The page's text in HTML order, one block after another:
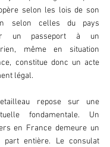
selon les lois de son
selon celles du pays
un passeport à un
même en situation
constitue donc un acte
légal.
repose sur une
fondamentale. Un
en France demeure un
entière. Le consulat